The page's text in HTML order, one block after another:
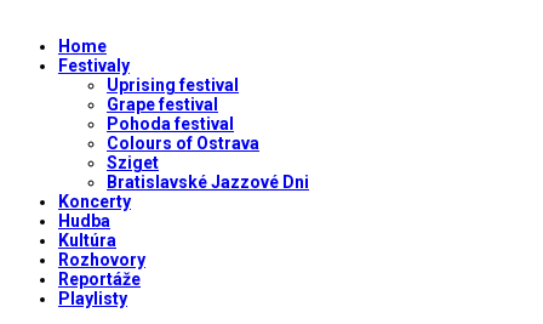
Home
Festivaly
Uprising festival
Grape festival
Pohoda festival
Colours of Ostrava
Sziget
Bratislavské Jazzové Dni
Koncerty
Hudba
Kultúra
Rozhovory
Reportáže
Playlisty